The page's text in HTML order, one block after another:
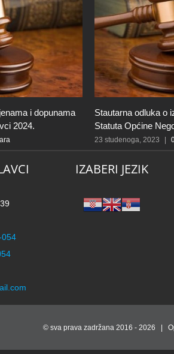
i dopunama
2024.
Stautarna odluka o
Statuta Općine
23 studenoga, 2023
IZABERI JEZIK
© sva prava zadržana 2016 - 2026 |